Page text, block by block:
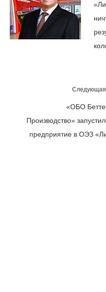
Следующая
«ОБО
Производство»
предприятие в ОЭЗ